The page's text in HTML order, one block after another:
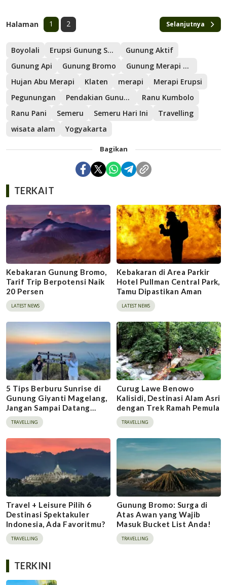
Halaman 1 2 Selanjutnya
Boyolali Erupsi Gunung Semeru
Gunung Aktif
Gunung Api
Gunung Bromo
Gunung Merapi Erupsi
Hujan Abu Merapi
Klaten merapi
Merapi Erupsi
Pegunungan
Pendakian Gunung Semeru
Ranu Kumbolo
Ranu Pani
Semeru Semeru Hari Ini
Travelling
wisata alam
Yogyakarta
Bagikan
TERKAIT
Kebakaran Gunung Bromo,
Tarif Trip Berpotensi Naik
20 Persen
LATEST NEWS
Kebakaran di Area Parkir
Hotel Pullman Central Park,
Tamu Dipastikan Aman
LATEST NEWS
5 Tips Berburu Sunrise di
Gunung Giyanti Magelang,
Jangan Sampai Datang
Kesiangan
TRAVELLING
Curug Lawe Benowo
Kalisidi, Destinasi Alam Asri
dengan Trek Ramah Pemula
TRAVELLING
Travel + Leisure Pilih 6
Destinasi Spektakuler
Indonesia, Ada Favoritmu?
TRAVELLING
Gunung Bromo: Surga di
Atas Awan yang Wajib
Masuk Bucket List Anda!
TRAVELLING
TERKINI